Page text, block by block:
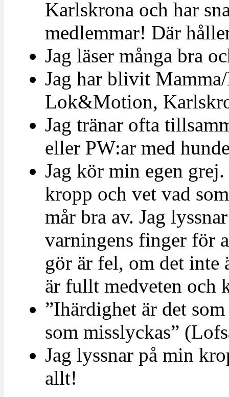
Karlskrona och har
medlemmar! Där
Jag läser många bra
Jag har blivit
Lok&Motion,
Jag tränar ofta
eller PW:ar med
Jag kör min egen
kropp och vet vad
mår bra av. Jag
varningens finger för
gör är fel, om det inte
är fullt medveten och
”Ihärdighet är det
som misslyckas”
Jag lyssnar på min
allt!